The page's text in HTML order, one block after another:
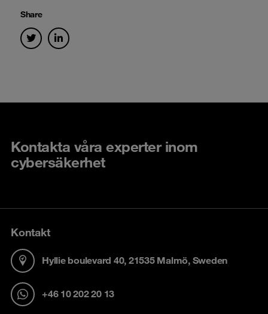
Share
Kontakta våra experter inom
cybersäkerhet
Kontakt
Hyllie boulevard 40, 21535 Malmö, Sweden
+46 10 202 20 13